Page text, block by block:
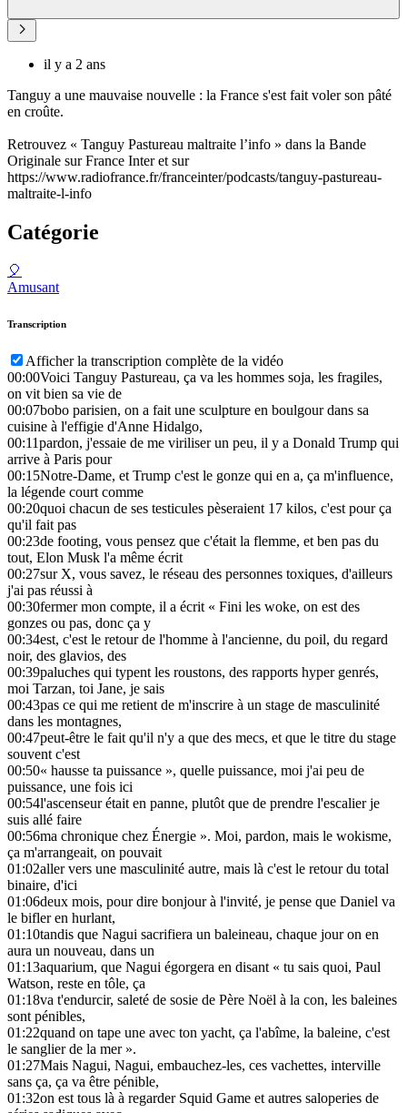
il y a 2 ans
Tanguy a une mauvaise nouvelle : la France s'est fait voler son pâté
en croûte.
Retrouvez « Tanguy Pastureau maltraite l’info » dans la Bande
Originale sur France Inter et sur
https://www.radiofrance.fr/franceinter/podcasts/tanguy-pastureau-
maltraite-l-info
Catégorie
🎈
Amusant
Transcription
Afficher la transcription complète de la vidéo
00:00Voici Tanguy Pastureau, ça va les hommes soja, les fragiles,
on vit bien sa vie de
00:07bobo parisien, on a fait une sculpture en boulgour dans sa
cuisine à l'effigie d'Anne Hidalgo,
00:11pardon, j'essaie de me viriliser un peu, il y a Donald Trump qui
arrive à Paris pour
00:15Notre-Dame, et Trump c'est le gonze qui en a, ça m'influence,
la légende court comme
00:20quoi chacun de ses testicules pèseraient 17 kilos, c'est pour ça
qu'il fait pas
00:23de footing, vous pensez que c'était la flemme, et ben pas du
tout, Elon Musk l'a même écrit
00:27sur X, vous savez, le réseau des personnes toxiques, d'ailleurs
j'ai pas réussi à
00:30fermer mon compte, il a écrit « Fini les woke, on est des
gonzes ou pas, donc ça y
00:34est, c'est le retour de l'homme à l'ancienne, du poil, du regard
noir, des glavios, des
00:39paluches qui typent les roustons, des rapports hyper genrés,
moi Tarzan, toi Jane, je sais
00:43pas ce qui me retient de m'inscrire à un stage de masculinité
dans les montagnes,
00:47peut-être le fait qu'il n'y a que des mecs, et que le titre du stage
souvent c'est
00:50« hausse ta puissance », quelle puissance, moi j'ai peu de
puissance, une fois ici
00:54l'ascenseur était en panne, plutôt que de prendre l'escalier je
suis allé faire
00:56ma chronique chez Énergie ». Moi, pardon, mais le wokisme,
ça m'arrangeait, on pouvait
01:02aller vers une masculinité autre, mais là c'est le retour du total
binaire, d'ici
01:06deux mois, pour dire bonjour à l'invité, je pense que Daniel va
le bifler en hurlant,
01:10tandis que Nagui sacrifiera un baleineau, chaque jour on en
aura un nouveau, dans un
01:13aquarium, que Nagui égorgera en disant « tu sais quoi, Paul
Watson, reste en tôle, ça
01:18va t'endurcir, saleté de sosie de Père Noël à la con, les baleines
sont pénibles,
01:22quand on tape une avec ton yacht, ça l'abîme, la baleine, c'est
le sanglier de la mer ».
01:27Mais Nagui, Nagui, embauchez-les, ces vachettes, interville
sans ça, ça va être pénible,
01:32on est tous là à regarder Squid Game et autres saloperies de